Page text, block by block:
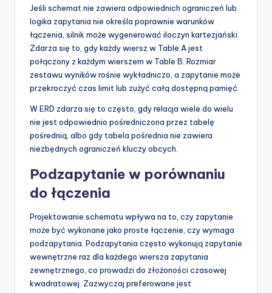
Jeśli schemat nie zawiera odpowiednich ograniczeń lub
logika zapytania nie określa poprawnie warunków
łączenia, silnik może wygenerować iloczyn kartezjański.
Zdarza się to, gdy każdy wiersz w Table A jest
połączony z każdym wierszem w Table B. Rozmiar
zestawu wyników rośnie wykładniczo, a zapytanie może
przekroczyć czas limit lub zużyć całą dostępną pamięć.
W ERD zdarza się to często, gdy relacja wiele do wielu
nie jest odpowiednio pośredniczona przez tabelę
pośrednią, albo gdy tabela pośrednia nie zawiera
niezbędnych ograniczeń kluczy obcych.
Podzapytanie w porównaniu
do łączenia
Projektowanie schematu wpływa na to, czy zapytanie
może być wykonane jako proste łączenie, czy wymaga
podzapytania. Podzapytania często wykonują zapytanie
wewnętrzne raz dla każdego wiersza zapytania
zewnętrznego, co prowadzi do złożoności czasowej
kwadratowej. Zazwyczaj preferowane jest